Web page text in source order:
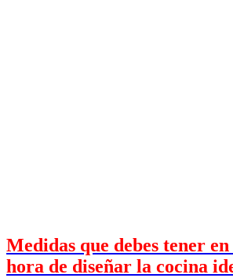
Medidas que debes tener
hora de diseñar la cocina